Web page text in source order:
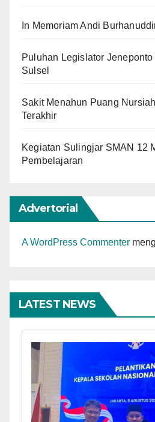
In Memoriam Andi
Puluhan Legislator
Sulsel
Sakit Menahun Puang
Terakhir
Kegiatan Sulingjar SMAN 12
Pembelajaran
Advertorial
A WordPress Commenter
LATEST NEWS